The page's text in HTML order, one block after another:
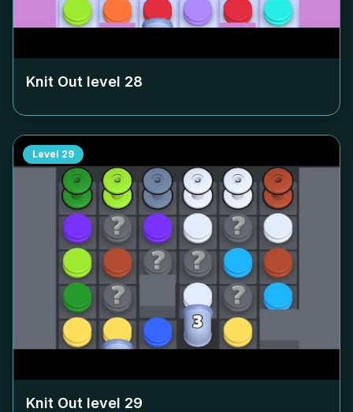
Knit Out level 28
Level 29
Knit Out level 29